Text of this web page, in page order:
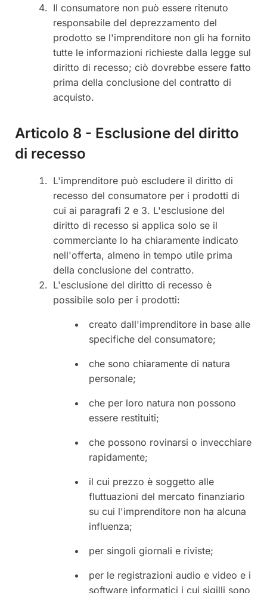
Il consumatore non può essere ritenuto
responsabile del deprezzamento del
prodotto se l'imprenditore non gli ha fornito
tutte le informazioni richieste dalla legge sul
diritto di recesso; ciò dovrebbe essere fatto
prima della conclusione del contratto di
acquisto.
Articolo 8 - Esclusione del diritto
di recesso
L'imprenditore può escludere il diritto di
recesso del consumatore per i prodotti di
cui ai paragrafi 2 e 3. L'esclusione del
diritto di recesso si applica solo se il
commerciante lo ha chiaramente indicato
nell'offerta, almeno in tempo utile prima
della conclusione del contratto.
L'esclusione del diritto di recesso è
possibile solo per i prodotti:
creato dall'imprenditore in base alle
specifiche del consumatore;
che sono chiaramente di natura
personale;
che per loro natura non possono
essere restituiti;
che possono rovinarsi o invecchiare
rapidamente;
il cui prezzo è soggetto alle
fluttuazioni del mercato finanziario
su cui l'imprenditore non ha alcuna
influenza;
per singoli giornali e riviste;
per le registrazioni audio e video e i
software informatici i cui sigilli sono